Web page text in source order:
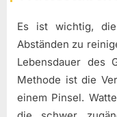
Es ist wichtig, die
Abständen zu
Lebensdauer des
Methode ist die
einem Pinsel.